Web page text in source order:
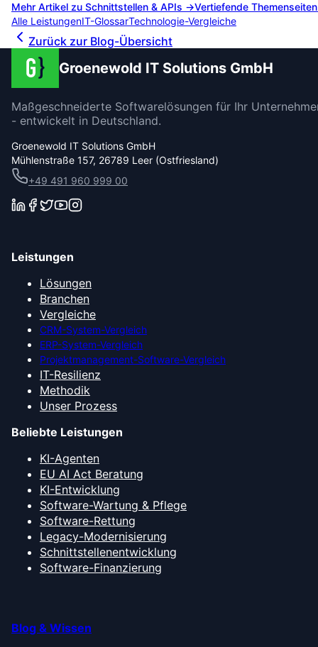
Mehr Artikel zu Schnittstellen & APIs →Vertiefende
Alle LeistungenIT-GlossarTechnologie-Vergleiche
Zurück zur Blog-Übersicht
Groenewold IT Solutions GmbH
Maßgeschneiderte Softwarelösungen für Ihr
- entwickelt in Deutschland.
Groenewold IT Solutions GmbH
Mühlenstraße 157, 26789 Leer (Ostfriesland)
+49 491 960 999 00
Leistungen
Lösungen
Branchen
Vergleiche
CRM-System-Vergleich
ERP-System-Vergleich
Projektmanagement-Software-Vergleich
IT-Resilienz
Methodik
Unser Prozess
Beliebte Leistungen
KI-Agenten
EU AI Act Beratung
KI-Entwicklung
Software-Wartung & Pflege
Software-Rettung
Legacy-Modernisierung
Schnittstellenentwicklung
Software-Finanzierung
Blog & Wissen